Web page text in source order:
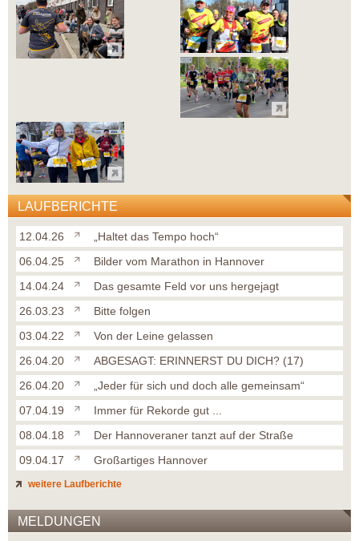
LAUFBERICHTE
12.04.26
„Haltet das Tempo hoch“
06.04.25
Bilder vom Marathon in Hannover
14.04.24
Das gesamte Feld vor uns hergejagt
26.03.23
Bitte folgen
03.04.22
Von der Leine gelassen
26.04.20
ABGESAGT: ERINNERST DU DICH? (17)
26.04.20
„Jeder für sich und doch alle gemeinsam“
07.04.19
Immer für Rekorde gut ...
08.04.18
Der Hannoveraner tanzt auf der Straße
09.04.17
Großartiges Hannover
weitere Laufberichte
MELDUNGEN